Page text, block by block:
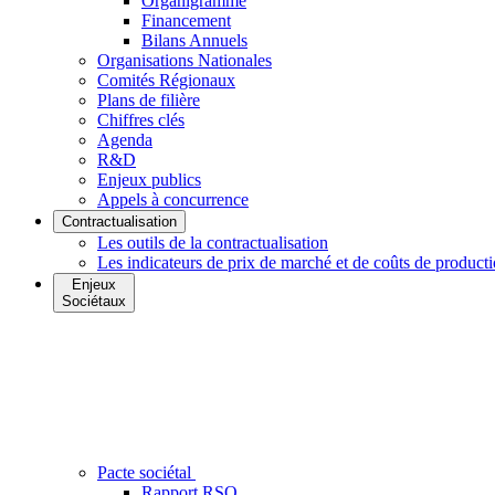
Financement
Bilans Annuels
Organisations Nationales
Comités Régionaux
Plans de filière
Chiffres clés
Agenda
R&D
Enjeux publics
Appels à concurrence
Contractualisation
Les outils de la contractualisation
Les indicateurs de prix de marché et de coûts de
Enjeux
Sociétaux
Pacte sociétal